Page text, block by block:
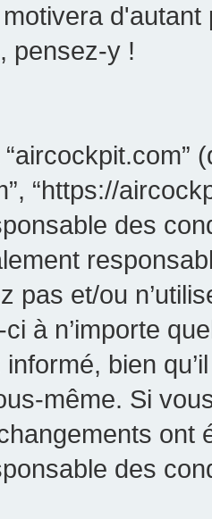
pensez-y !
“https://
des
pas et/ou
à n’importe
bien
même. Si
ont
des